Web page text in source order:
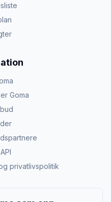
Goma
privatlivspolitik